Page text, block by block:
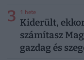
3 1 hete
Kiderült,
számítasz
gazdag és